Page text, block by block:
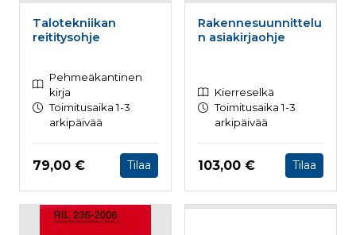
Talotekniikan
reititysohje
Pehmeäkantinen
kirja
Toimitusaika 1-3
arkipäivää
Hinta nyt
79,00 € Tilaa
Rakennesuunnittelu
n asiakirjaohje
Kierreselkä
Toimitusaika 1-3
arkipäivää
Hinta nyt
103,00 € Tilaa